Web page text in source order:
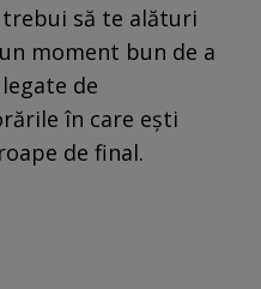
să te alături
moment bun de a
de
în care ești
de final.